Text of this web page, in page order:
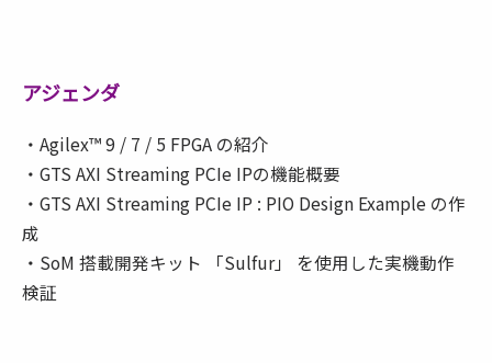
アジェンダ
・Agilex™ 9 / 7 / 5 FPGA の紹介
・GTS AXI Streaming PCIe IPの機能概要
・GTS AXI Streaming PCIe IP : PIO Design Example の作
成
・SoM 搭載開発キット 「Sulfur」 を使用した実機動作
検証